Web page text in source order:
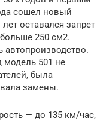
сошел новый
оставался запрет
250 см2.
автопроизводство.
модель 501 не
была
замены.
— до 135 км/час,